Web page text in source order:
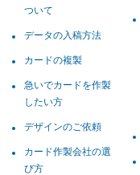
ついて
データの入稿方法
カードの複製
急いでカードを作製
したい方
デザインのご依頼
カード作製会社の選
び方